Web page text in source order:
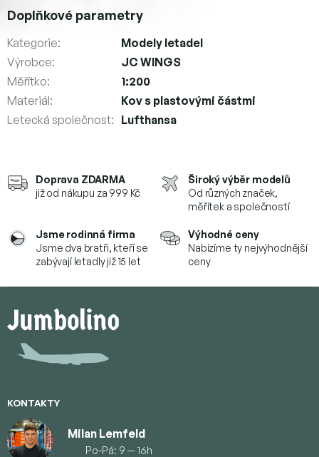
Doprava ZDARMA
již od nákupu za 999 Kč
Široký výběr modelů
Od různých značek,
měřítek a společností
Jsme rodinná firma
Jsme dva bratři, kteří se
zabývají letadly již 15 let
Výhodné ceny
Nabízíme ty nejvýhodnější
ceny
Doplňkové parametry
Kategorie:
Modely letadel
Výrobce:
JC WINGS
Měřítko:
1:200
Materiál:
Kov s plastovými částmi
Letecká společnost: Lufthansa
p
KONTAKTY
Milan Lemfeld
Po-Pá: 9 — 16h